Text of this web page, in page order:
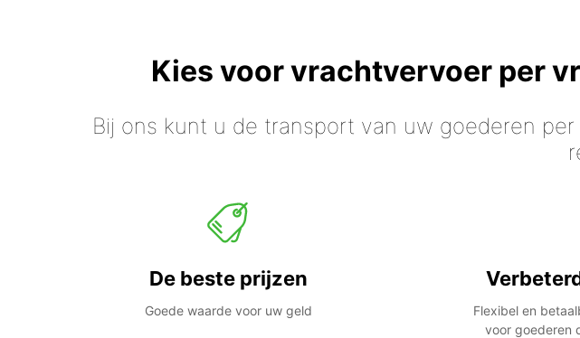
Kies voor vrachtvervoer per
Bij ons kunt u de transport van uw goederen
De beste prijzen
Goede waarde voor uw geld
Flexibel en
voor goederen